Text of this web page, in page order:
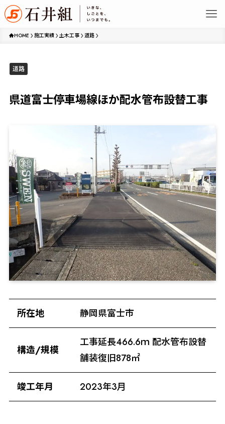
HOME 施工実績 土木工事 道路
道路
県道富士停車場線ほか配水管布設替工事
所在地 静岡県富士市
構造/規模
工事延長466.6ｍ 配水管布設替
舗装復旧878㎡
竣工年月 2023年3月